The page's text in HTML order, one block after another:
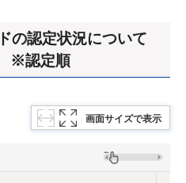
の認定状況について
※認定順
画面サイズで表示